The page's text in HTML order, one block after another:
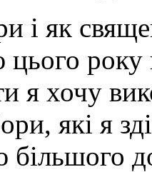
і як
я хочу
які я